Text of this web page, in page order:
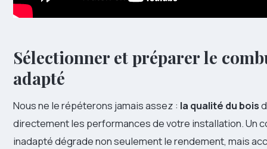
Sélectionner et préparer le
adapté
Nous ne le répéterons jamais assez : la qualité du bois
directement les performances de votre installation. Un
inadapté dégrade non seulement le rendement, mais